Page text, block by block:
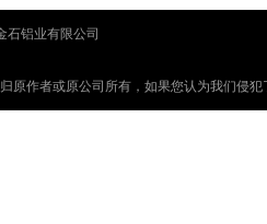
石铝业有限公司
原作者或原公司所有，如果您认为我们侵